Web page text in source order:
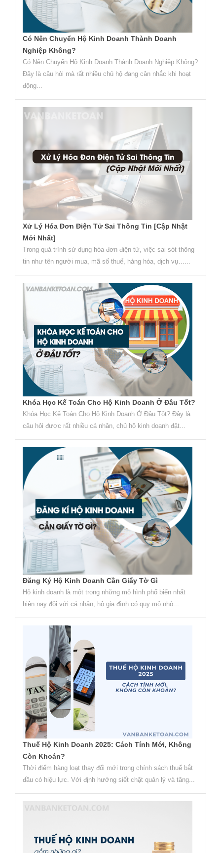
Có Nên Chuyển Hộ Kinh Doanh Thành Doanh
Nghiệp Không?
Có Nên Chuyển Hộ Kinh Doanh Thành Doanh Nghiệp Không?
Đây là câu hỏi mà rất nhiều chủ hộ đang cân nhắc khi hoạt
động...
Xử Lý Hóa Đơn Điện Tử Sai Thông Tin [Cập Nhật
Mới Nhất]
Trong quá trình sử dụng hóa đơn điện tử, việc sai sót thông
tin như tên người mua, mã số thuế, hàng hóa, dịch vụ…...
Khóa Học Kế Toán Cho Hộ Kinh Doanh Ở Đâu Tốt?
Khóa Học Kế Toán Cho Hộ Kinh Doanh Ở Đâu Tốt? Đây là
câu hỏi được rất nhiều cá nhân, chủ hộ kinh doanh đặt...
Đăng Ký Hộ Kinh Doanh Cần Giấy Tờ Gì
Hộ kinh doanh là một trong những mô hình phổ biến nhất
hiện nay đối với cá nhân, hộ gia đình có quy mô nhỏ...
Thuế Hộ Kinh Doanh 2025: Cách Tính Mới, Không
Còn Khoán?
Thời điểm hàng loạt thay đổi mới trong chính sách thuế bắt
đầu có hiệu lực. Với định hướng siết chặt quản lý và tăng...